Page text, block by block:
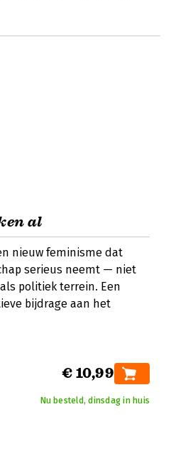
al
nieuw feminisme dat
serieus neemt — niet
politiek terrein. Een
bijdrage aan het
€ 10,99
Nu besteld, dinsdag in huis